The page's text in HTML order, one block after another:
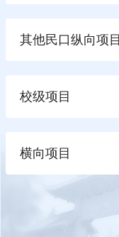
其他民口纵向项目
校级项目
横向项目